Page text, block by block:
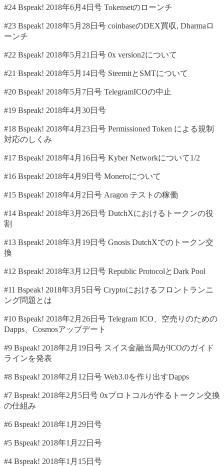
#24 Bspeak! 2018年6月4日号 Tokensetのローンチ
#23 Bspeak! 2018年5月28日号 coinbaseのDEX買収, Dharmaロ
ーンチ
#22 Bspeak! 2018年5月21日号 0x version2について
#21 Bspeak! 2018年5月14日号 SteemitとSMTについて
#20 Bspeak! 2018年5月7日号 TelegramICOの中止
#19 Bspeak! 2018年4月30日号
#18 Bspeak! 2018年4月23日号 Permissioned Token による規制
対応のしくみ
#17 Bspeak! 2018年4月16日号 Kyber Networkについて1/2
#16 Bspeak! 2018年4月9日号 Moneroについて
#15 Bspeak! 2018年4月2日号 Aragon テストの稼働
#14 Bspeak! 2018年3月26日号 DutchXにおけるトークンの役
割
#13 Bspeak! 2018年3月19日号 Gnosis DutchXでのトークン交
換
#12 Bspeak! 2018年3月12日号 Republic ProtocolとDark Pool
#11 Bspeak! 2018年3月5日号 Cryptoにおけるフロントランニ
ング問題とは
#10 Bspeak! 2018年2月26日号 Telegram ICO、空売りのための
Dapps、Cosmosアップデート
#9 Bspeak! 2018年2月19日号 スイス金融当局がICOのガイド
ラインを発表
#8 Bspeak! 2018年2月12日号 Web3.0を作り出すDapps
#7 Bspeak! 2018年2月5日号 0xプロトコルが作るトークン交換
の仕組み
#6 Bspeak! 2018年1月29日号
#5 Bspeak! 2018年1月22日号
#4 Bspeak! 2018年1月15日号